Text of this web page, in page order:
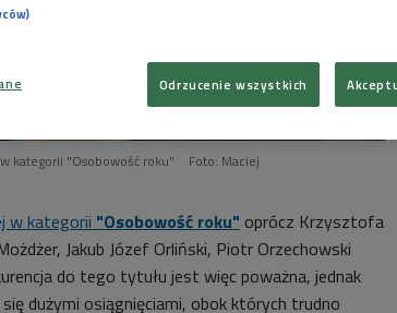
kategorii "Osobowość roku"
Foto: Maciej
w kategorii "Osobowość roku" oprócz Krzysztofa
Jakub Józef Orliński, Piotr Orzechowski
do tego tytułu jest więc poważna, jednak
dużymi osiągnięciami, obok których trudno
Odrzucenie wszystkich